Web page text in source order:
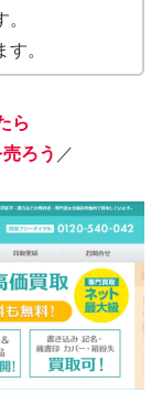
。
ら
ろう ／